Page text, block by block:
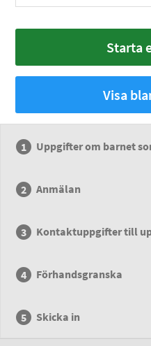
Starta
Visa
Uppgifter om barnet
Anmälan
Kontaktuppgifter till
Förhandsgranska
Skicka in